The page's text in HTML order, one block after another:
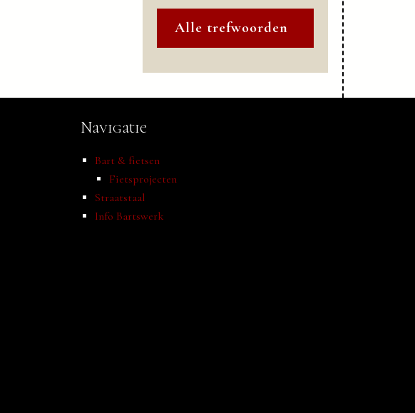
Alle trefwoorden
Navigatie
Bart & fietsen
Fietsprojecten
Straatstaal
Info Bartswerk